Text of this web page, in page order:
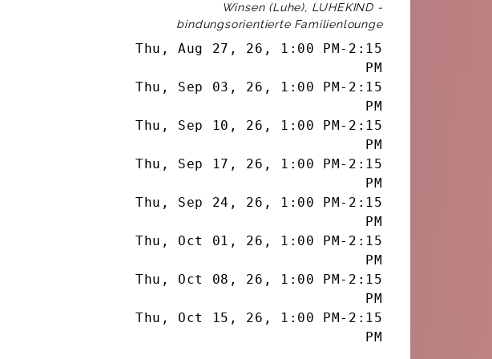
Winsen (Luhe), LUHEKIND -
bindungsorientierte Familienlounge
Thu, Aug 27, 26 , 1:00 PM- 2:15
PM
Thu, Sep 03, 26 , 1:00 PM- 2:15
PM
Thu, Sep 10, 26 , 1:00 PM- 2:15
PM
Thu, Sep 17, 26 , 1:00 PM- 2:15
PM
Thu, Sep 24, 26 , 1:00 PM- 2:15
PM
Thu, Oct 01, 26 , 1:00 PM- 2:15
PM
Thu, Oct 08, 26 , 1:00 PM- 2:15
PM
Thu, Oct 15, 26 , 1:00 PM- 2:15
PM